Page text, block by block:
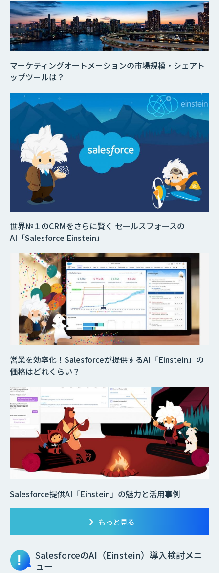
マーケティングオートメーションの市場規模・シェアト
ップツールは？
Salesforce提供AI「Einstein」の魅力と活用事例
世界№１のCRMをさらに賢く セールスフォースの
AI「Salesforce Einstein」
営業を効率化！Salesforceが提供するAI「Einstein」の
価格はどれくらい？
もっと見る
SalesforceのAI（Einstein） 導入検討メニ
ュー